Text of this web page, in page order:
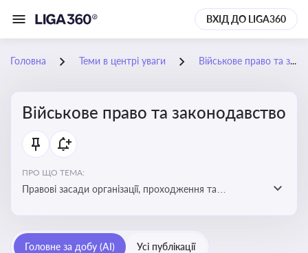
ВХІД ДО LIGA360
Головна Теми в центрі уваги Військове право та законодавство
Військове право та законодавство
ПРО ЩО ТЕМА:
Правові засади організації, проходження та
військовослужбовців у воєнний час
Головне за добу (AI) Усі публікації